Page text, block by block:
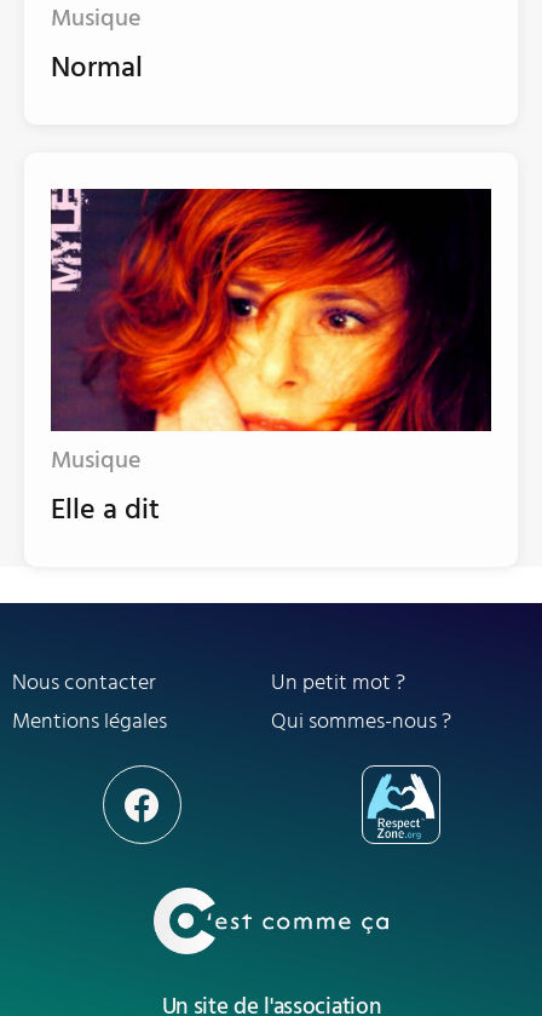
Musique
Normal
Musique
Elle a dit
Nous contacter
Un petit mot ?
Mentions légales
Qui sommes-nous ?
Un site de l'association